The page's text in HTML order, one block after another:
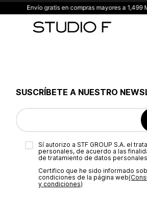
Envío gratis en compras mayores a 1,499
SUSCRÍBETE A NUESTRO
Sí autorizo a STF GROUP S.A. el
personales, de acuerdo a las
de tratamiento de datos personales‎
Certifico que he sido informado
condiciones de la página web‎
y condiciones)